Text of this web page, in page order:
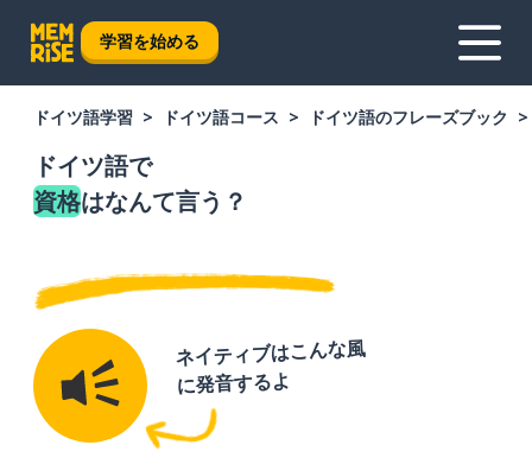
学習を始める
ドイツ語学習 ドイツ語コース ドイツ語のフレーズブック
ドイツ語で
資格はなんて言う？
ネイティブはこんな風
に発音するよ